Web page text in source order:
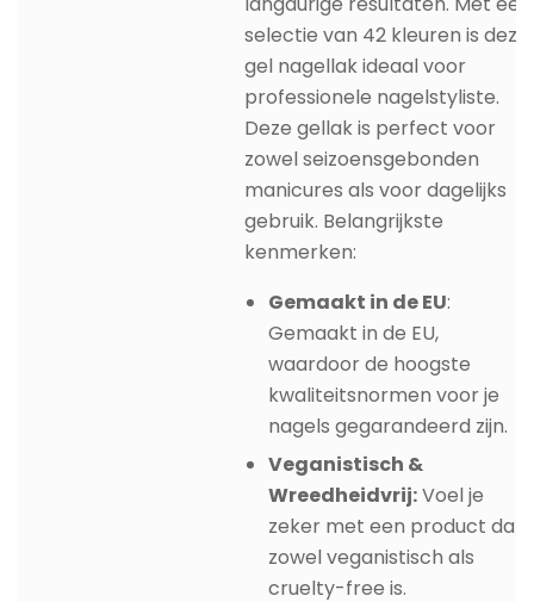
selectie van 42 kleuren is deze
gel nagellak ideaal voor
professionele nagelstyliste.
Deze gellak is perfect voor
zowel seizoensgebonden
manicures als voor dagelijks
gebruik. Belangrijkste
kenmerken:
Gemaakt in de EU:
Gemaakt in de EU,
waardoor de hoogste
kwaliteitsnormen voor je
nagels gegarandeerd zijn.
Veganistisch &
Wreedheidvrij:Voel je
zeker met een product dat
zowel veganistisch als
cruelty-free is.